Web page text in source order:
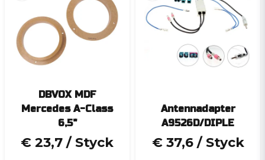
DBVOX MDF
Mercedes A-Class
6,5"
€ 23,7 / Styck
Antennadapter
A9526D/DIPLE
€ 37,6 / Styck